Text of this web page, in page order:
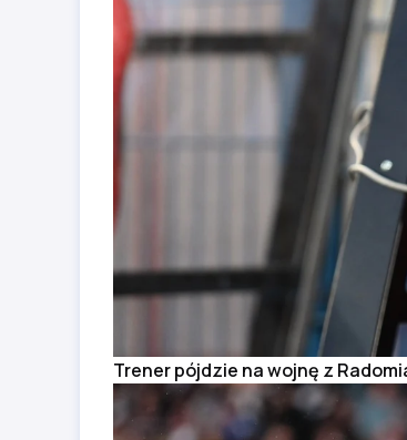
Trener pójdzie na wojnę z